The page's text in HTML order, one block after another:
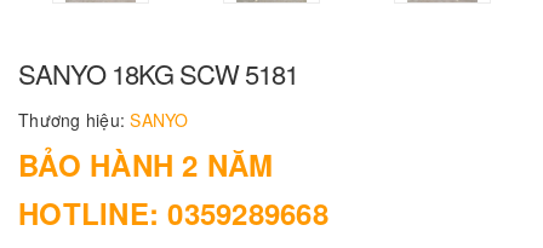
SANYO 18KG SCW 5181
Thương hiệu: SANYO
BẢO HÀNH 2 NĂM
HOTLINE: 0359289668